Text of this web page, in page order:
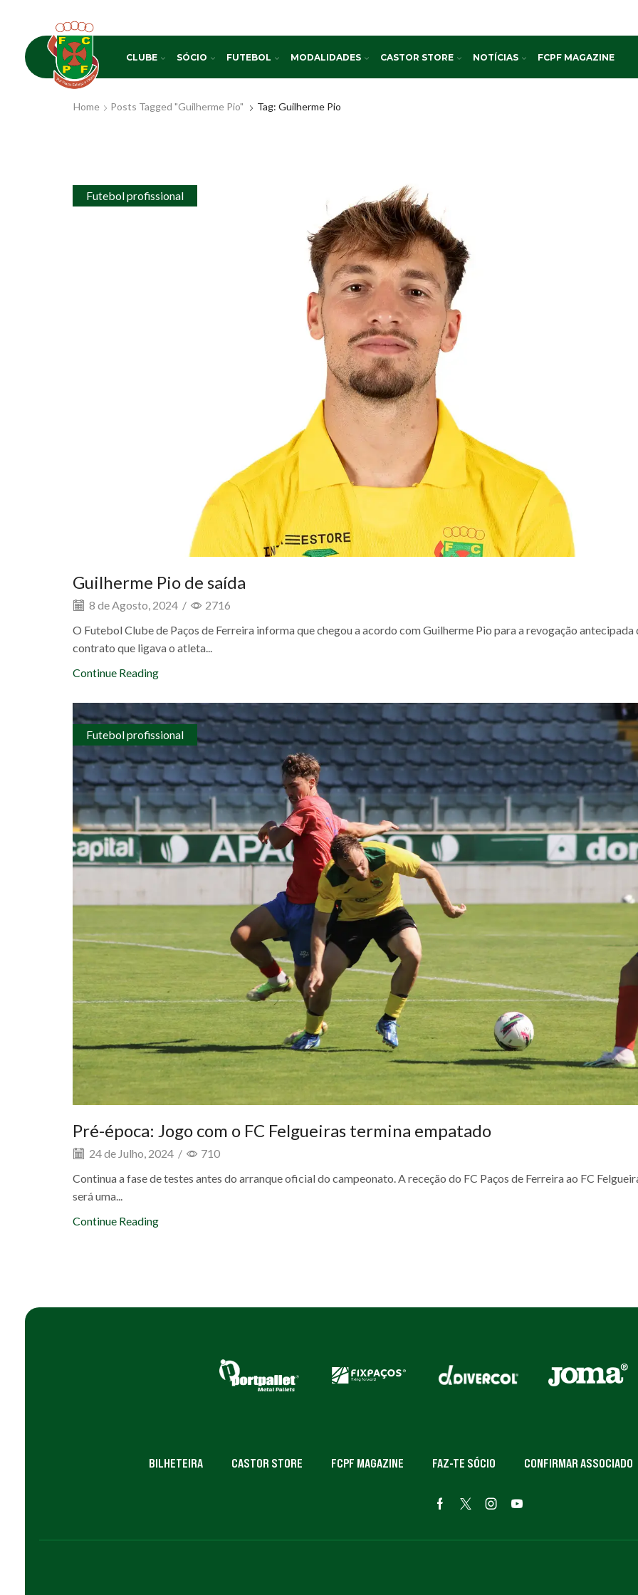
CLUBE SÓCIO FUTEBOL MODALIDADES CASTOR STORE NOTÍCIAS FCPF MAGAZINE
Home Posts Tagged "Guilherme Pio" Tag: Guilherme Pio
Futebol profissional
Guilherme Pio de saída
8 de Agosto, 2024 /
2716
O Futebol Clube de Paços de Ferreira informa que chegou a acordo com Guilherme Pio para a revogação antecipada
contrato que ligava o atleta...
Continue Reading
Futebol profissional
Pré-época: Jogo com o FC Felgueiras termina empatado
24 de Julho, 2024 /
710
Continua a fase de testes antes do arranque oficial do campeonato. A receção do FC Paços de Ferreira ao FC
será uma...
Continue Reading
BILHETEIRA CASTOR STORE FCPF MAGAZINE FAZ-TE SÓCIO CONFIRMAR ASSOCIADO